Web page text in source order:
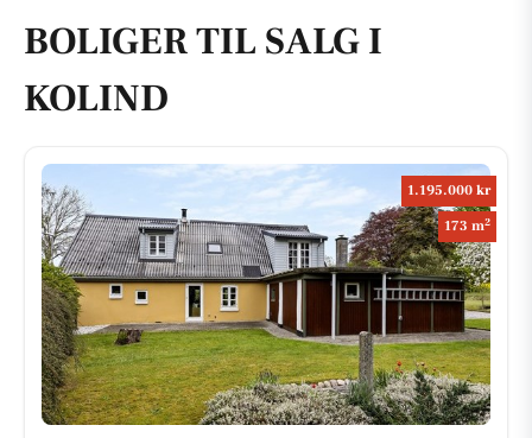
BOLIGER TIL SALG I
KOLIND
1.195.000 kr
173 m2